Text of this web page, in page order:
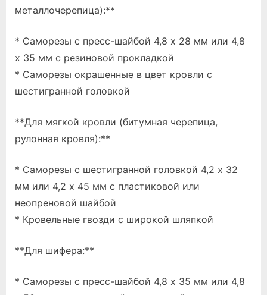
металлочерепица):**
* Саморезы с пресс-шайбой 4,8 x 28 мм или 4,8
x 35 мм с резиновой прокладкой
* Саморезы окрашенные в цвет кровли с
шестигранной головкой
**Для мягкой кровли (битумная черепица,
рулонная кровля):**
* Саморезы с шестигранной головкой 4,2 x 32
мм или 4,2 x 45 мм с пластиковой или
неопреновой шайбой
* Кровельные гвозди с широкой шляпкой
**Для шифера:**
* Саморезы с пресс-шайбой 4,8 x 35 мм или 4,8